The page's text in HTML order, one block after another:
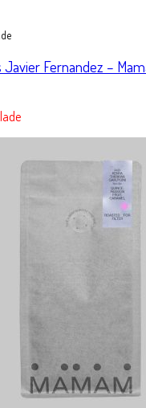
Javier Fernandez –